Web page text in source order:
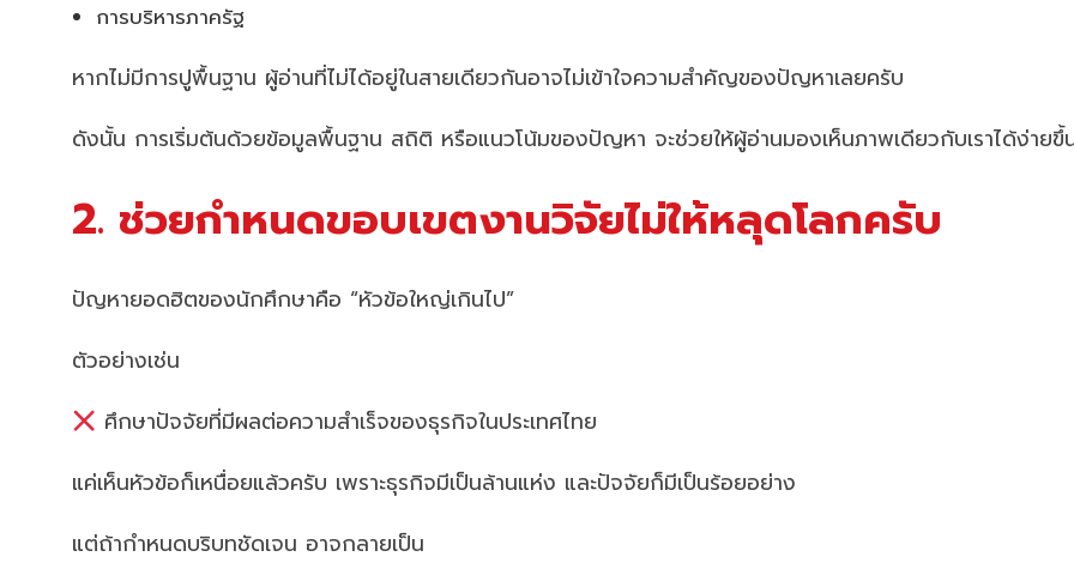
การบริหารภาครัฐ
หากไม่มีการปูพื้นฐาน ผู้อ่านที่ไม่ได้อยู่ในสายเดียวกันอาจไม่เข้าใจความสำคัญของปัญหาเลยครับ
ดังนั้น การเริ่มต้นด้วยข้อมูลพื้นฐาน สถิติ หรือแนวโน้มของปัญหา จะช่วยให้ผู้อ่านมองเห็นภาพเดียวกับเราได้ง่ายขึ้
2. ช่วยกำหนดขอบเขตงานวิจัยไม่ให้หลุดโลกครับ
ปัญหายอดฮิตของนักศึกษาคือ “หัวข้อใหญ่เกินไป”
ตัวอย่างเช่น
ศึกษาปัจจัยที่มีผลต่อความสำเร็จของธุรกิจในประเทศไทย
แค่เห็นหัวข้อก็เหนื่อยแล้วครับ เพราะธุรกิจมีเป็นล้านแห่ง และปัจจัยก็มีเป็นร้อยอย่าง
แต่ถ้ากำหนดบริบทชัดเจน อาจกลายเป็น